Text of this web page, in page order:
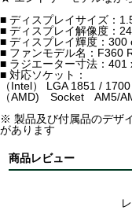
■ ディスプレイサイズ：
■ ディスプレイ解像度：
■ ディスプレイ輝度：300
■ ファンモデル名：F360
■ ラジエーター寸法：401
■ 対応ソケット：
（Intel） LGA 1851 /
（AMD) Socket AM5/
※ 製品及び付属品のデザ
があります
商品レビュー